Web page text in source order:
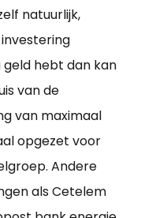
natuurlijk,
geld hebt dan kan
van de
van maximaal
opgezet voor
Andere
als Cetelem